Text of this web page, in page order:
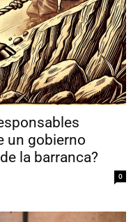
un gobierno
la barranca?
0